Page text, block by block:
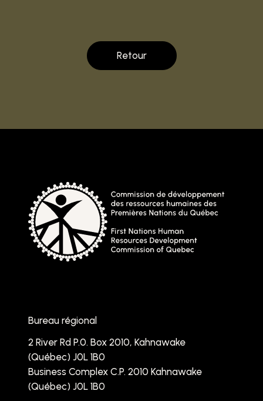
Retour
Bureau régional
2 River Rd P.0. Box 2010, Kahnawake
(Québec) J0L 1B0
Business Complex C.P. 2010 Kahnawake
(Québec) J0L 1B0